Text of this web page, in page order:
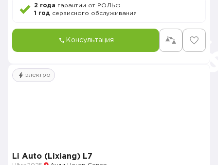
2 года гарантии от РОЛЬФ
1 год сервисного обслуживания
Консультация
электро
Li Auto (Lixiang) L7